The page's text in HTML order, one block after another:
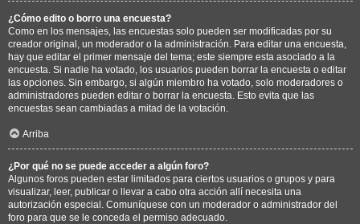
¿Cómo edito o borro una encuesta?
Como en los mensajes, las encuestas solo pueden ser modificadas por su
creador original, un moderador o la administración. Para editar una encuesta,
hay que editar el primer mensaje del tema; este siempre esta asociado a la
encuesta. Si nadie ha votado, los usuarios pueden borrar la encuesta o editar
las opciones. Sin embargo, si algún miembro ha votado, solo moderadores o
administradores pueden editar o borrar la encuesta. Esto evita que las
encuestas sean cambiadas a mitad de la votación.
Arriba
¿Por qué no se puede acceder a algún foro?
Algunos foros pueden estar limitados para ciertos usuarios o grupos y para
visualizar, leer, publicar o llevar a cabo otra acción allí necesita una
autorización especial. Comuníquese con un moderador o administrador del
foro para que se le conceda el permiso adecuado.